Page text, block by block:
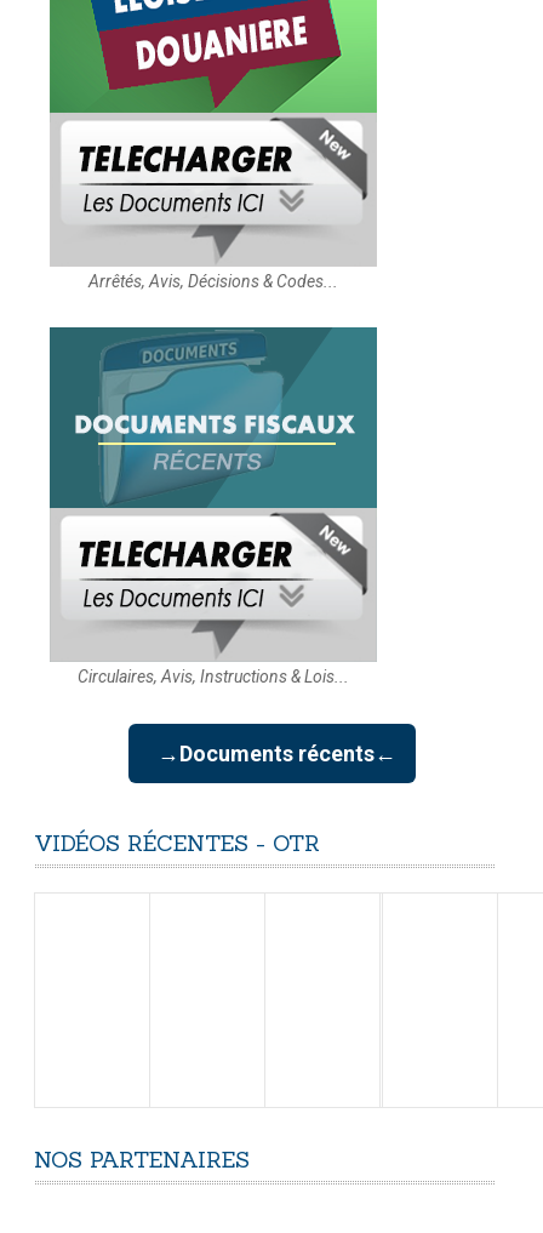
Arrêtés, Avis, Décisions & Codes...
Circulaires, Avis, Instructions & Lois...
→Documents récents←
VIDÉOS RÉCENTES - OTR
NOS PARTENAIRES